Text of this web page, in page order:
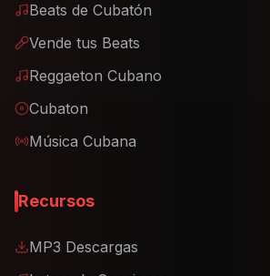
Beats de Cubatón
Vende tus Beats
Reggaeton Cubano
Cubaton
Música Cubana
Recursos
MP3 Descargas